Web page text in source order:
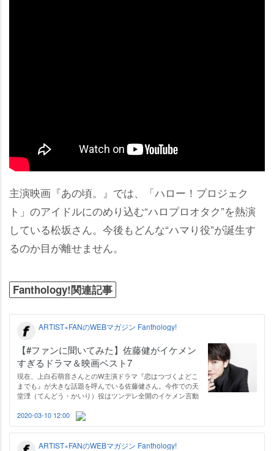
主演映画『あの頃。』では、「ハロー！プロジェク
ト」のアイドルにのめり込む“ハロプロオタク”を熱演
している松坂さん。今後もどんな“ハマり役”が誕生す
るのか目が離せません。
Fanthology!関連記事
ARTIST×FANのWEBマガジン Fanthology!
【#ファンに聞いてみた】佐藤健がイケメン
すぎるドラマ＆映画ベスト7
現在、上白石萌音さんとのW主演ドラマ『恋はつづくよどこ
までも』が大きな話題を呼んでいる佐藤健さん。今作での天
堂浬（てんどう・かいり）役はツンデレ全開のイケメン言動
メンを演じ分けられるのが佐藤さんのスゴイところ。今回は
佐藤さんのイケメンぶりが特に際…
2020-03-10 12:00
ARTIST×FANのWEBマガジン Fanthology!